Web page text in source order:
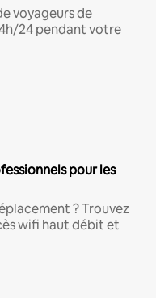
voyageurs de
24 pendant votre
pour les
? Trouvez
wifi haut débit et